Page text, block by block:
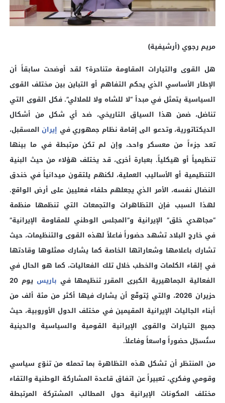
مريم رجوي (أرشيفية)
هل القوى والتيارات المقاومة متناحرة؟ لقد أوضحت سابقاً أن
الإطار الأساسي الذي يحكم التفاهم أو التباين بين مختلف القوى
السياسية يتمثل في مبدأ “لا للشاه ولا للملالي”. فكل القوى التي
تناضل، ضمن هذا السياق التاريخي، ضد أي شكل من أشكال
الديكتاتورية، وتدعو الى إقامة نظام جمهوري في إيران المسقبل،
تعد جزءاً من معسكر واحد، وإن لم تكن مرتبطة في ما بينها
تنظيمياً أو هيكلياً. بعبارة أخرى، قد يختلف هؤلاء من حيث البنية
التنظيمية أو الأساليب العملية، لكنهم يلتقون ميدانياً في خندق
النضال نفسه، الأمر الذي يجعلهم حلفاء فعليين على أرض الواقع.
لهذا السبب فإن التظاهرات والتجمعات التي تنظمها منظمة
“مجاهدي خلق” الإيرانية و”المجلس الوطني للمقاومة الإيرانية”
في خارج البلاد تشهد حضوراً فاعلاً لهذه القوى والتنظيمات، حيث
تشارك باعلامها وشعاراتها الخاصة كما يشارك ممثلوها وقادتها
في إلقاء الكلمات والخطب خلال تلك الفعاليات، كما هو الحال في
الفعالية الجماهيرية الكبرى المقرر تنظيمها في باريس
يوم 20
حزيران 2026، والتي يُتوقّع أن يشارك فيها أكثر من مئة ألف من
أبناء الجاليات الإيرانية المقيمين في مختلف الدول الأوروبية، حيث
جميع التيارات والقوى الإيرانية القومية والسياسية والدينية
ستُسجّل حضوراً واسعاً وفاعلاً.
من المنتظر أن تشكل هذه التظاهرة بما تحمله من تنوّع سياسي
وقومي وفكري، تعبيراً عن اتفاق قاعدة المشاركة الوطنية والتقاء
مختلف المكونات الإيرانية حول المطالب المشتركة المرتبطة